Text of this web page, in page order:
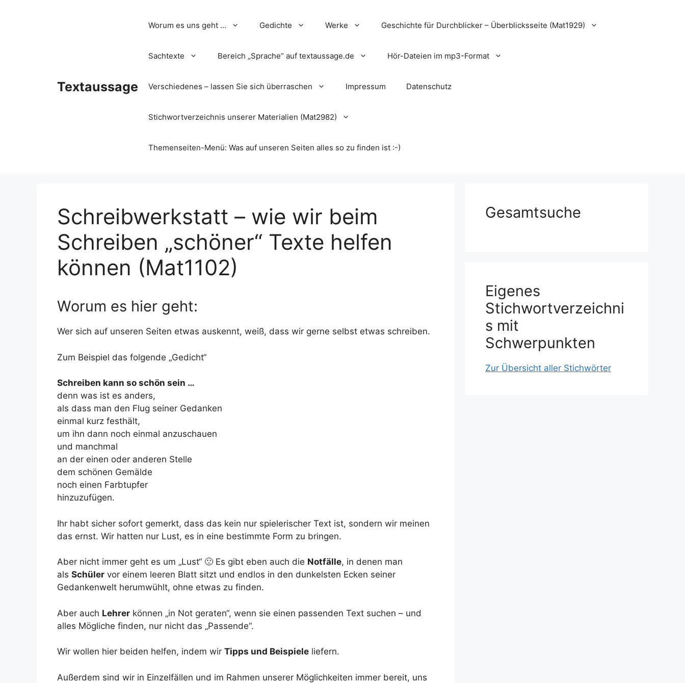
Textaussage
Worum es uns geht … Gedichte Werke Geschichte für Durchblicker – Überblicksseite (Mat1929)
Sachtexte Bereich „Sprache“ auf textaussage.de Hör-Dateien im mp3-Format
Verschiedenes – lassen Sie sich überraschen Impressum Datenschutz
Stichwortverzeichnis unserer Materialien (Mat2982)
Themenseiten-Menü: Was auf unseren Seiten alles so zu finden ist :-)
Schreibwerkstatt – wie wir beim
Schreiben „schöner“ Texte helfen
können (Mat1102)
Worum es hier geht:
Wer sich auf unseren Seiten etwas auskennt, weiß, dass wir gerne selbst etwas schreiben.
Zum Beispiel das folgende „Gedicht“
Schreiben kann so schön sein …
denn was ist es anders,
als dass man den Flug seiner Gedanken
einmal kurz festhält,
um ihn dann noch einmal anzuschauen
und manchmal
an der einen oder anderen Stelle
dem schönen Gemälde
noch einen Farbtupfer
hinzuzufügen.
Ihr habt sicher sofort gemerkt, dass das kein nur spielerischer Text ist, sondern wir meinen
das ernst. Wir hatten nur Lust, es in eine bestimmte Form zu bringen.
Aber nicht immer geht es um „Lust“ 🙁 Es gibt eben auch die Notfälle, in denen man
als Schüler vor einem leeren Blatt sitzt und endlos in den dunkelsten Ecken seiner
Gedankenwelt herumwühlt, ohne etwas zu finden.
Aber auch Lehrer können „in Not geraten“, wenn sie einen passenden Text suchen – und
alles Mögliche finden, nur nicht das „Passende“.
Wir wollen hier beiden helfen, indem wir Tipps und Beispiele liefern.
Außerdem sind wir in Einzelfällen und im Rahmen unserer Möglichkeiten immer bereit, uns
Gesamtsuche
Eigenes
Stichwortverzeichni
s mit
Schwerpunkten
Zur Übersicht aller Stichwörter